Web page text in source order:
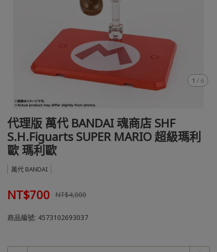
1 / 6
代理版 萬代 BANDAI 魂商店 SHF
S.H.Figuarts SUPER MARIO 超級瑪利
歐 瑪利歐
萬代 BANDAI
NT$700 NT$4,000
商品編號: 4573102693037